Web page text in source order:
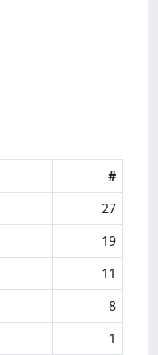
#
27
19
11
8
1